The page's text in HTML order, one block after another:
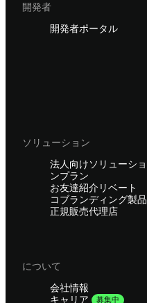
開発者
開発者ポータル
ソリューション
法人向けソリューショ
ンプラン
お友達紹介リベート
コブランディング製品
正規販売代理店
について
会社情報
キャリア
募集中